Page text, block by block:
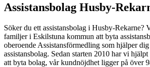
Assistansbolag Husby-
Söker du ett assistansbolag i Husby-Rekarne?
familjer i Eskilstuna kommun att byta
oberoende Assistansförmedling som hjälper
assistansbolag. Sedan starten 2010 har vi
att byta bolag, vår kundnöjdhet ligger på över